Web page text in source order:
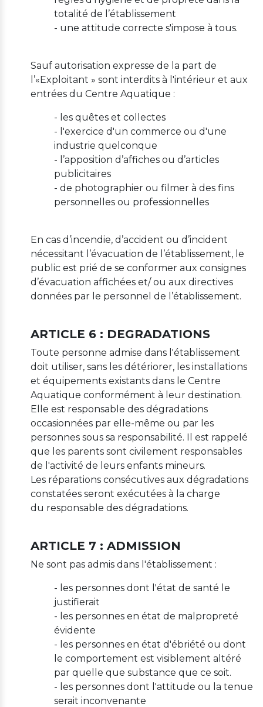
totalité de l’établissement
- une attitude correcte s'impose à tous.
Sauf autorisation expresse de la part de
l’«Exploitant » sont interdits à l'intérieur et aux
entrées du Centre Aquatique :
- les quêtes et collectes
- l'exercice d'un commerce ou d'une
industrie quelconque
- l’apposition d’affiches ou d’articles
publicitaires
- de photographier ou filmer à des fins
personnelles ou professionnelles
En cas d’incendie, d’accident ou d’incident
nécessitant l’évacuation de l’établissement, le
public est prié de se conformer aux consignes
d’évacuation affichées et/ ou aux directives
données par le personnel de l’établissement.
ARTICLE 6 : DEGRADATIONS
Toute personne admise dans l'établissement
doit utiliser, sans les détériorer, les installations
et équipements existants dans le Centre
Aquatique conformément à leur destination.
Elle est responsable des dégradations
occasionnées par elle-même ou par les
personnes sous sa responsabilité. Il est rappelé
que les parents sont civilement responsables
de l'activité de leurs enfants mineurs.
Les réparations consécutives aux dégradations
constatées seront exécutées à la charge
du responsable des dégradations.
ARTICLE 7 : ADMISSION
Ne sont pas admis dans l'établissement :
- les personnes dont l'état de santé le
justifierait
- les personnes en état de malpropreté
évidente
- les personnes en état d'ébriété ou dont
le comportement est visiblement altéré
par quelle que substance que ce soit.
- les personnes dont l'attitude ou la tenue
serait inconvenante